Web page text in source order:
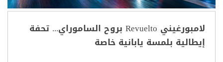
لامبورغيني Revuelto بروح الساموراي... تحفة
إيطالية بلمسة يابانية خاصة